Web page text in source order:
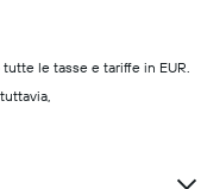
le tasse e tariffe in EUR.